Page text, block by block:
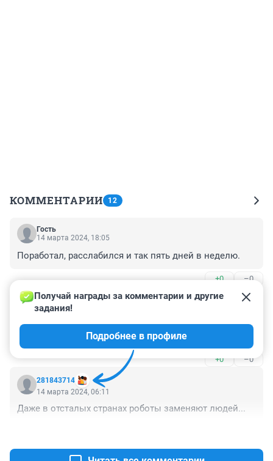
КОММЕНТАРИИ 12
Гость
14 марта 2024, 18:05
Поработал, расслабился и так пять дней в неделю.
+0 –0
Гость
14 марта 2024, 07:25
Ночные клубынафиг никому не нужны. Кругом только
одни дома магазины и клубы а где заводы.
+0 –0
281843714
Получай награды за комментарии и другие
задания!
Подробнее в профиле
14 марта 2024, 06:11
Даже в отсталых странах роботы заменяют людей...